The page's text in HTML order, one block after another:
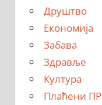
Друштво
Економија
Забава
Здравље
Култура
Плаћени ПР